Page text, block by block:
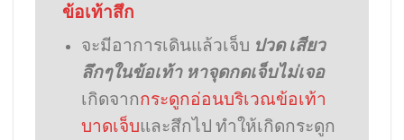
ข้อเท้าสึก
จะมีอาการเดินแล้วเจ็บ ปวด เสียว
ลึกๆในข้อเท้า หาจุดกดเจ็บไม่เจอ
เกิดจากกระดูกอ่อนบริเวณข้อเท้า
บาดเจ็บและสึกไป ทำให้เกิดกระดูก